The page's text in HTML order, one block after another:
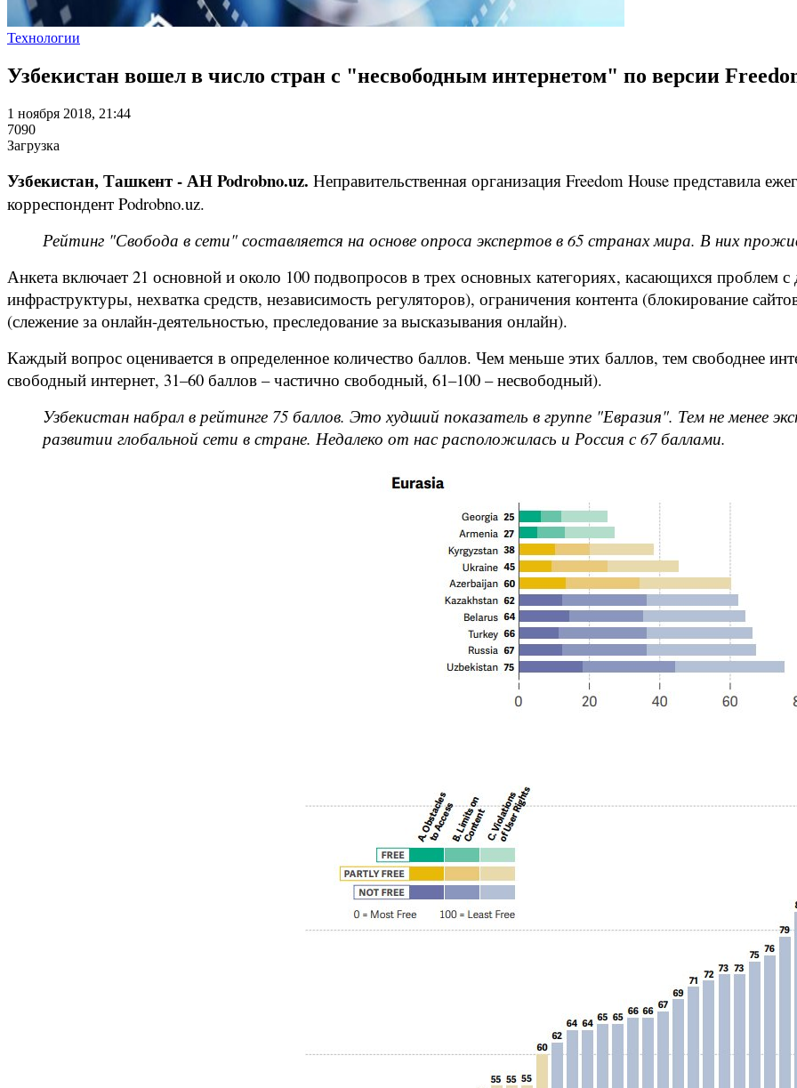
Технологии
Узбекистан вошел в число стран с "несвободным интернетом" по версии
1 ноября 2018, 21:44
7090
Загрузка
Узбекистан, Ташкент - АН Podrobno.uz. Неправительственная организация Freedom House представила
корреспондент Podrobno.uz.
Рейтинг "Свобода в сети" составляется на основе опроса экспертов в 65 странах мира. В них
Анкета включает 21 основной и около 100 подвопросов в трех основных категориях, касающихся проблем
инфраструктуры, нехватка средств, независимость регуляторов), ограничения контента (блокирование
(слежение за онлайн-деятельностью, преследование за высказывания онлайн).
Каждый вопрос оценивается в определенное количество баллов. Чем меньше этих баллов, тем свободнее
свободный интернет, 31–60 баллов – частично свободный, 61–100 – несвободный).
Узбекистан набрал в рейтинге 75 баллов. Это худший показатель в группе "Евразия". Тем не менее
развитии глобальной сети в стране. Недалеко от нас расположилась и Россия с 67 баллами.